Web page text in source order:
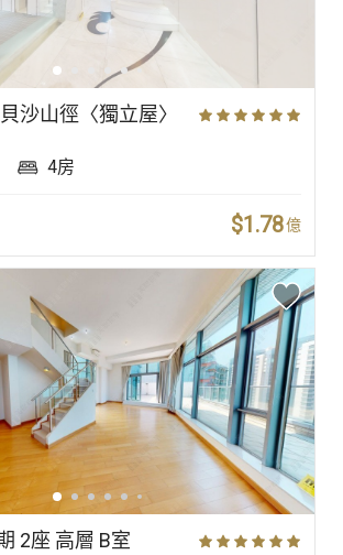
沙山徑〈獨立屋〉
4房
$1.78億
2座 高層 B室